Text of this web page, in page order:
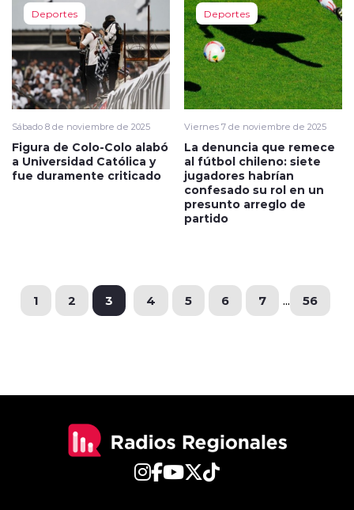
Deportes
Sábado 8 de noviembre de 2025
Figura de Colo-Colo alabó
a Universidad Católica y
fue duramente criticado
Deportes
Viernes 7 de noviembre de 2025
La denuncia que remece
al fútbol chileno: siete
jugadores habrían
confesado su rol en un
presunto arreglo de
partido
1 2 3 4 5 6 7 ... 56